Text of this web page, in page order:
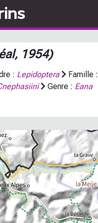
1954)
: Lepidoptera
Famille
Genre : Eana